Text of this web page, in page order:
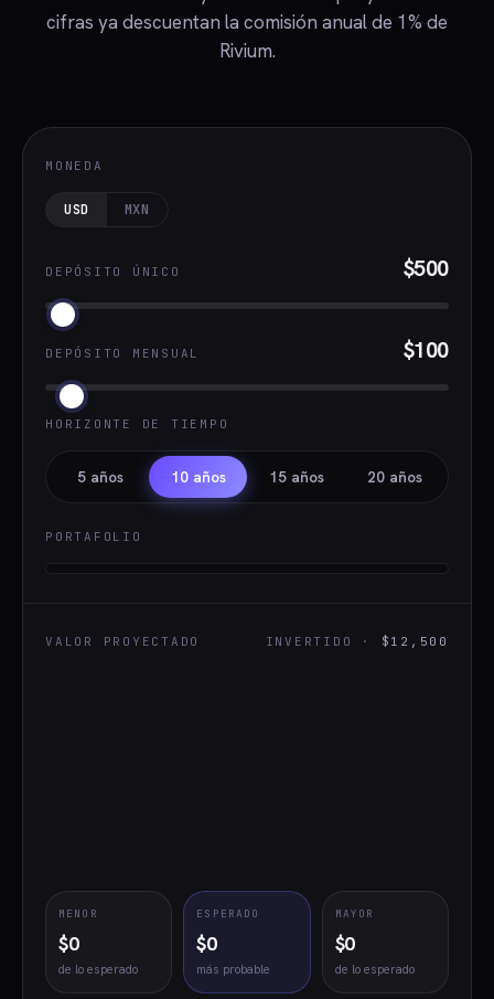
cifras ya descuentan la comisión anual de 1% de
Rivium.
MONEDA
USD MXN
DEPÓSITO ÚNICO $500
DEPÓSITO MENSUAL $100
HORIZONTE DE TIEMPO
5 años 10 años 15 años 20 años
PORTAFOLIO
VALOR PROYECTADO INVERTIDO · $12,500
MENOR
$0
de lo esperado
ESPERADO
$0
más probable
MAYOR
$0
de lo esperado